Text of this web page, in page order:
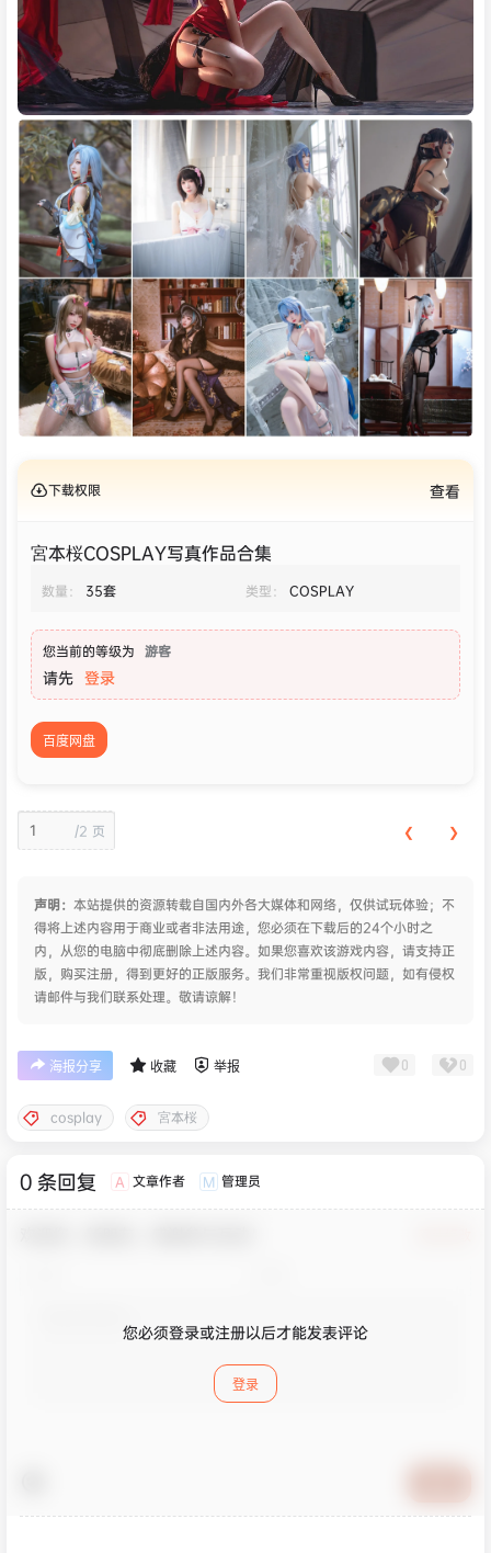
下载权限 查看
宮本桜COSPLAY写真作品合集
数量： 35套 类型： COSPLAY
您当前的等级为 游客
请先 登录
百度网盘
/2 页 ❮ ❯
声明： 本站提供的资源转载自国内外各大媒体和网络，仅供试玩体验；不
得将上述内容用于商业或者非法用途，您必须在下载后的24个小时之
内，从您的电脑中彻底删除上述内容。如果您喜欢该游戏内容，请支持正
版，购买注册，得到更好的正版服务。我们非常重视版权问题，如有侵权
请邮件与我们联系处理。敬请谅解！
海报分享 收藏 举报 0 0
cosplay 宮本桜
0 条回复 A 文章作者 M 管理员
您必须登录或注册以后才能发表评论
登录